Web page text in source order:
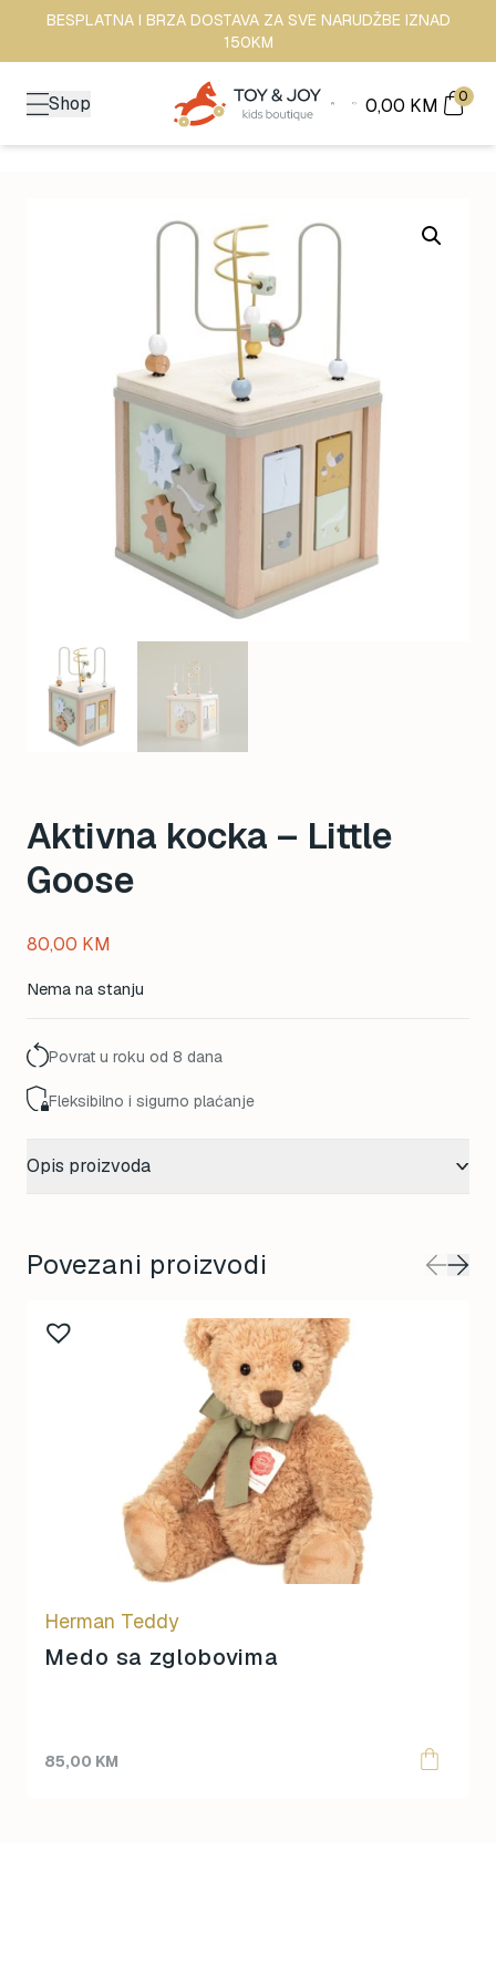
BESPLATNA I BRZA DOSTAVA ZA SVE NARUDŽBE IZNAD
150KM
Shop 0,00 KM 0
Aktivna kocka – Little
Goose
80,00 KM
Nema na stanju
Povrat u roku od 8 dana
Fleksibilno i sigurno plaćanje
Opis proizvoda
Povezani proizvodi
Herman Teddy
Medo sa zglobovima
85,00 KM